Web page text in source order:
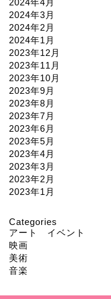
2024年4月
2024年3月
2024年2月
2024年1月
2023年12月
2023年11月
2023年10月
2023年9月
2023年8月
2023年7月
2023年6月
2023年5月
2023年4月
2023年3月
2023年2月
2023年1月
Categories
アート イベント
映画
美術
音楽